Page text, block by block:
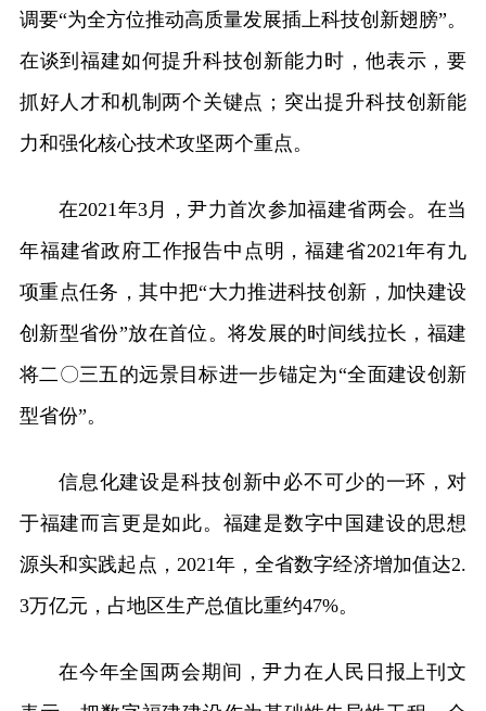
调要“为全方位推动高质量发展插上科技创新翅膀”。
在谈到福建如何提升科技创新能力时，他表示，要
抓好人才和机制两个关键点；突出提升科技创新能
力和强化核心技术攻坚两个重点。
在2021年3月，尹力首次参加福建省两会。在当
年福建省政府工作报告中点明，福建省2021年有九
项重点任务，其中把“大力推进科技创新，加快建设
创新型省份”放在首位。将发展的时间线拉长，福建
将二〇三五的远景目标进一步锚定为“全面建设创新
型省份”。
信息化建设是科技创新中必不可少的一环，对
于福建而言更是如此。福建是数字中国建设的思想
源头和实践起点，2021年，全省数字经济增加值达2.
3万亿元，占地区生产总值比重约47%。
在今年全国两会期间，尹力在人民日报上刊文